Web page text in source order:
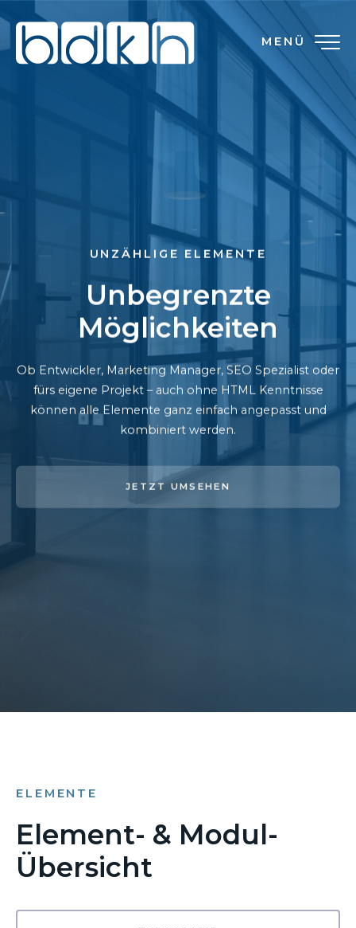
MENÜ
UNZÄHLIGE ELEMENTE
Unbegrenzte
Möglichkeiten
Ob Entwickler, Marketing Manager, SEO Spezialist oder
fürs eigene Projekt – auch ohne HTML Kenntnisse
können alle Elemente ganz einfach angepasst und
kombiniert werden.
JETZT UMSEHEN
ELEMENTE
Element- & Modul-
Übersicht